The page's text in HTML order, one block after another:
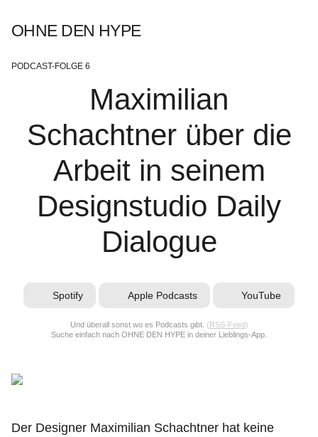
OHNE DEN HYPE
PODCAST-FOLGE 6
Maximilian
Schachtner über die
Arbeit in seinem
Designstudio Daily
Dialogue
Spotify Apple Podcasts YouTube
Und überall sonst wo es Podcasts gibt. ( RSS-Feed)
Suche einfach nach OHNE DEN HYPE in deiner Lieblings-App.
Der Designer Maximilian Schachtner hat keine